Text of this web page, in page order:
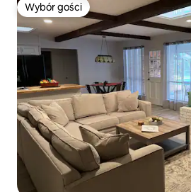
Wybór gości
Wybór gości